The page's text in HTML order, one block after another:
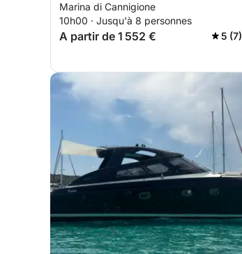
Marina di Cannigione
10h00 · Jusqu'à 8 personnes
A partir de 1 552 € 5 (7)